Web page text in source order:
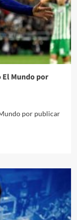
El Mundo por
por publicar